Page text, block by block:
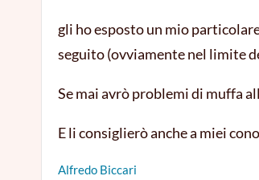
gli ho esposto un mio
seguito (ovviamente nel limite
Se mai avrò problemi di muffa
E li consiglierò anche a miei
Alfredo Biccari